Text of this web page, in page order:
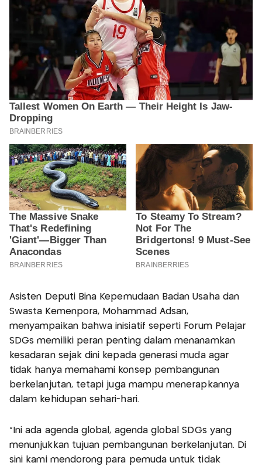
Asisten Deputi Bina Kepemudaan Badan Usaha dan
Swasta Kemenpora, Mohammad Adsan,
menyampaikan bahwa inisiatif seperti Forum Pelajar
SDGs memiliki peran penting dalam menanamkan
kesadaran sejak dini kepada generasi muda agar
tidak hanya memahami konsep pembangunan
berkelanjutan, tetapi juga mampu menerapkannya
dalam kehidupan sehari-hari.
“Ini ada agenda global, agenda global SDGs yang
menunjukkan tujuan pembangunan berkelanjutan. Di
sini kami mendorong para pemuda untuk tidak